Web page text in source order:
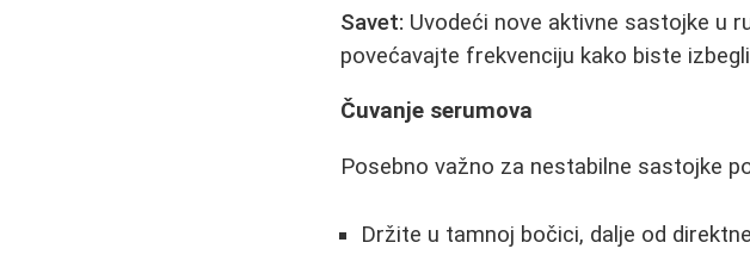
Savet: Uvodeći nove aktivne sastojke u
povećavajte frekvenciju kako biste
Čuvanje serumova
Posebno važno za nestabilne sastojke
Držite u tamnoj bočici, dalje od